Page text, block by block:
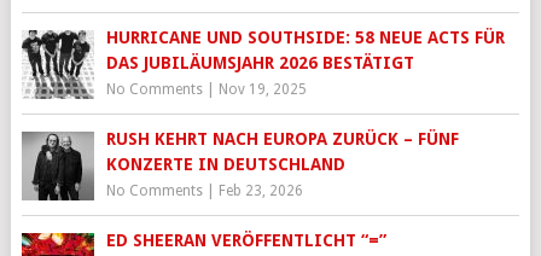
HURRICANE UND SOUTHSIDE: 58 NEUE ACTS FÜR
DAS JUBILÄUMSJAHR 2026 BESTÄTIGT
No Comments| Nov 19, 2025
RUSH KEHRT NACH EUROPA ZURÜCK – FÜNF
KONZERTE IN DEUTSCHLAND
No Comments| Feb 23, 2026
ED SHEERAN VERÖFFENTLICHT “=”